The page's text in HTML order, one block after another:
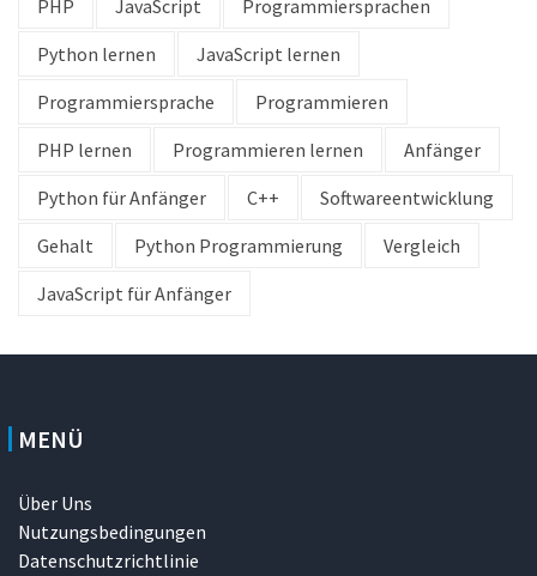
PHP
JavaScript
Programmiersprachen
Python lernen
JavaScript lernen
Programmiersprache
Programmieren
PHP lernen
Programmieren lernen
Anfänger
Python für Anfänger
C++
Softwareentwicklung
Gehalt
Python Programmierung
Vergleich
JavaScript für Anfänger
MENÜ
Über Uns
Nutzungsbedingungen
Datenschutzrichtlinie